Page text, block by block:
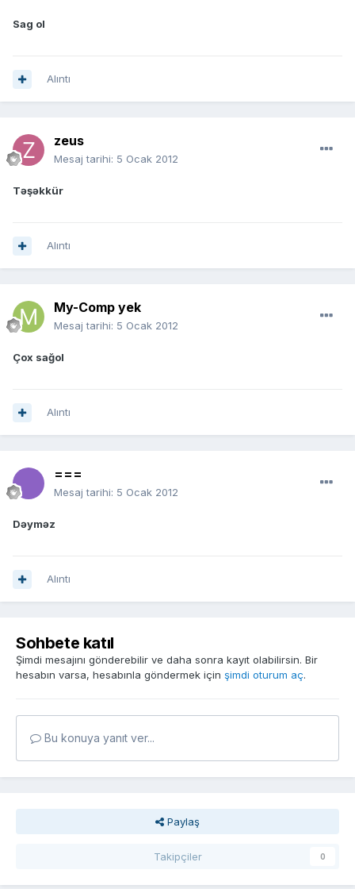
Sag ol
Alıntı
zeus
Mesaj tarihi: 5 Ocak 2012
Təşəkkür
Alıntı
My-Comp yek
Mesaj tarihi: 5 Ocak 2012
Çox sağol
Alıntı
===
Mesaj tarihi: 5 Ocak 2012
Dəyməz
Alıntı
Sohbete katıl
Şimdi mesajını gönderebilir ve daha sonra kayıt olabilirsin. Bir
hesabın varsa, hesabınla göndermek için şimdi oturum aç.
Bu konuya yanıt ver...
Paylaş
Takipçiler 0